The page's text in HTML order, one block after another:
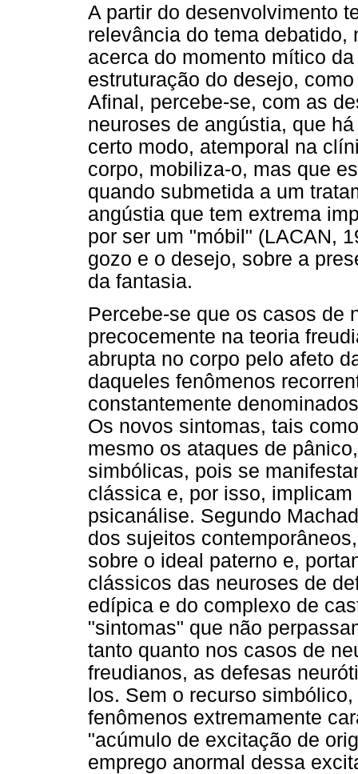
A partir do desenvolvimento
relevância do tema debatido,
acerca do momento mítico
estruturação do desejo,
Afinal, percebe-se, com as
neuroses de angústia, que
certo modo, atemporal na
corpo, mobiliza-o, mas que
quando submetida a um
angústia que tem extrema
por ser um "móbil" (LACAN,
gozo e o desejo, sobre a
da fantasia.
Percebe-se que os casos de
precocemente na teoria
abrupta no corpo pelo afeto
daqueles fenômenos
constantemente
Os novos sintomas, tais
mesmo os ataques de
simbólicas, pois se
clássica e, por isso,
psicanálise. Segundo
dos sujeitos
sobre o ideal paterno e,
clássicos das neuroses de
edípica e do complexo de
"sintomas" que não
tanto quanto nos casos de
freudianos, as defesas
los. Sem o recurso
fenômenos extremamente
"acúmulo de excitação de
emprego anormal dessa